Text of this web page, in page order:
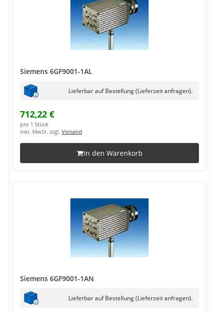
Siemens 6GF9001-1AL
Lieferbar auf Bestellung (Lieferzeit anfragen).
712,22 €
pro 1 Stück
inkl. MwSt. zzgl. Versand
In den Warenkorb
Siemens 6GF9001-1AN
Lieferbar auf Bestellung (Lieferzeit anfragen).